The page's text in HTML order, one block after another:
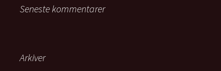
Seneste kommentarer
Arkiver